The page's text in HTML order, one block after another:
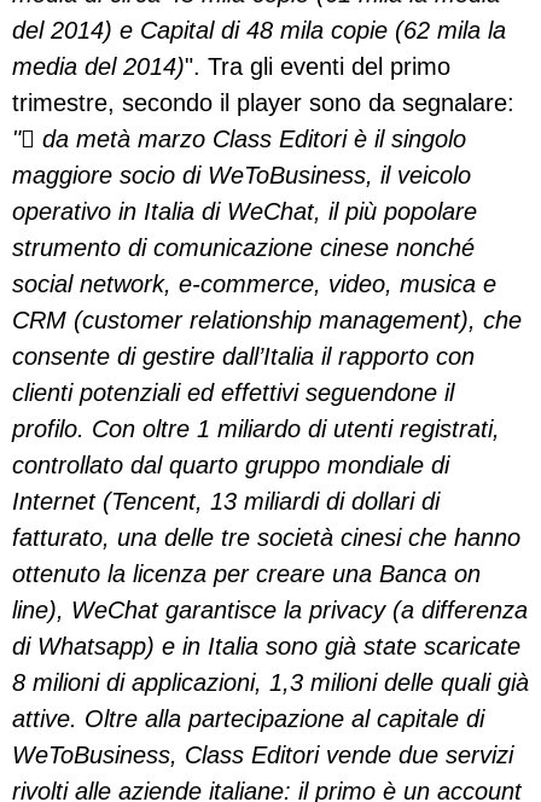
del 2014) e Capital di 48 mila copie (62 mila la
media del 2014)". Tra gli eventi del primo
trimestre, secondo il player sono da segnalare:
" da metà marzo Class Editori è il singolo
maggiore socio di WeToBusiness, il veicolo
operativo in Italia di WeChat, il più popolare
strumento di comunicazione cinese nonché
social network, e-commerce, video, musica e
CRM (customer relationship management), che
consente di gestire dall’Italia il rapporto con
clienti potenziali ed effettivi seguendone il
profilo. Con oltre 1 miliardo di utenti registrati,
controllato dal quarto gruppo mondiale di
Internet (Tencent, 13 miliardi di dollari di
fatturato, una delle tre società cinesi che hanno
ottenuto la licenza per creare una Banca on
line), WeChat garantisce la privacy (a differenza
di Whatsapp) e in Italia sono già state scaricate
8 milioni di applicazioni, 1,3 milioni delle quali già
attive. Oltre alla partecipazione al capitale di
WeToBusiness, Class Editori vende due servizi
rivolti alle aziende italiane: il primo è un account